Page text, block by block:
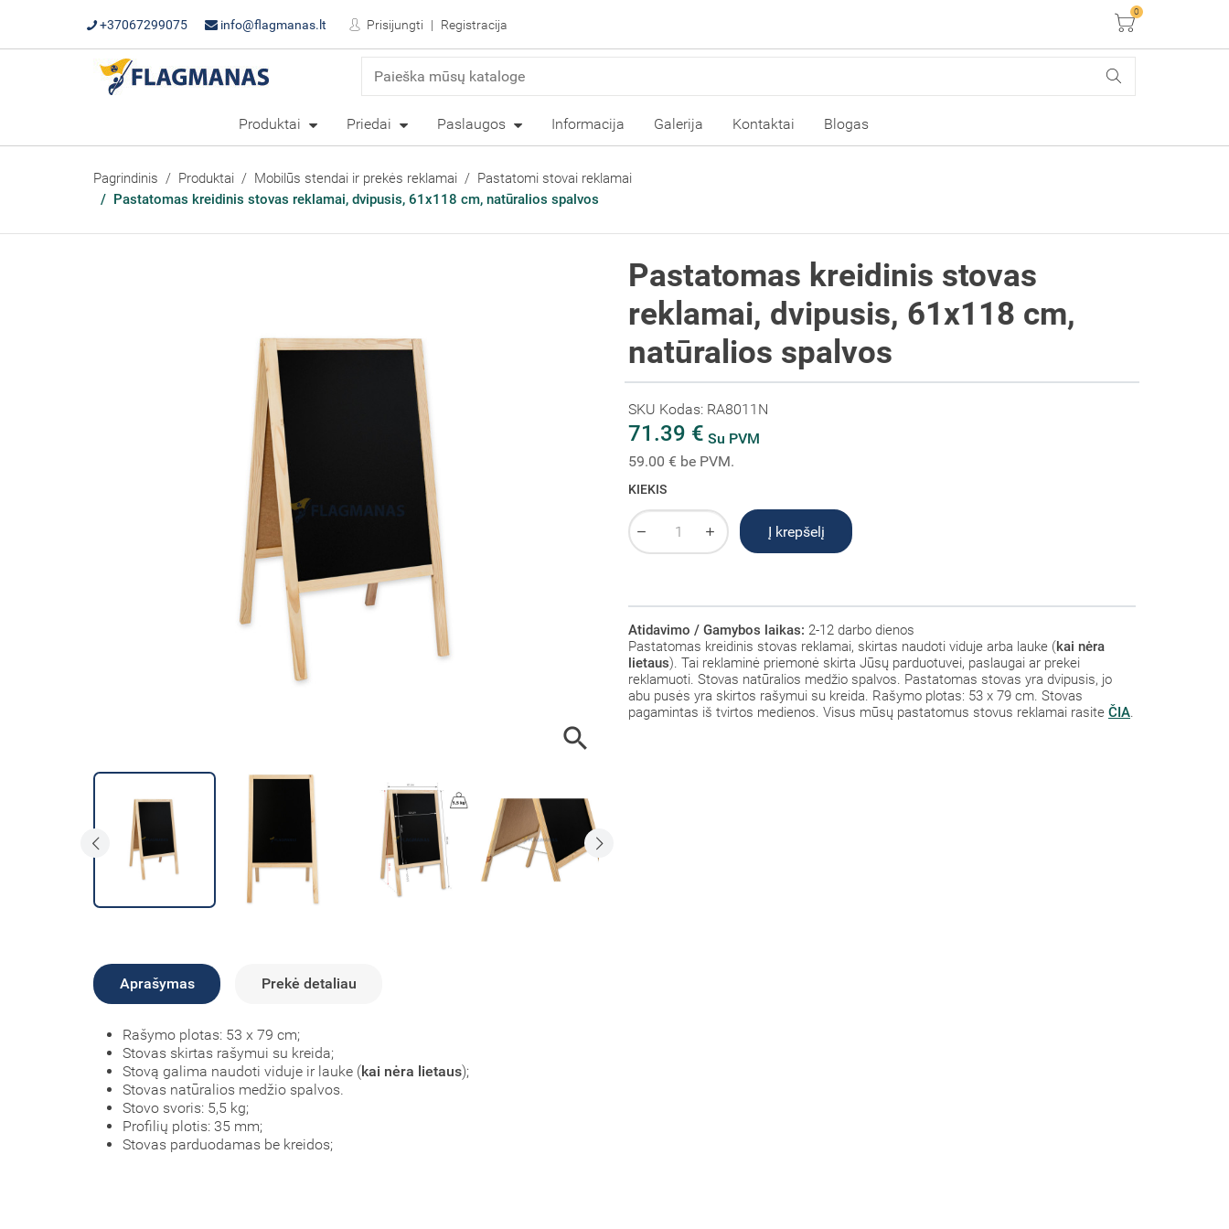
+37067299075 info@flagmanas.lt Prisijungti Registracija Krepšelis
0
Produktai Priedai Paslaugos Informacija Galerija Kontaktai Blogas
Pagrindinis Produktai Mobilūs stendai ir prekės reklamai
Pastatomi stovai reklamai
Pastatomas kreidinis stovas reklamai, dvipusis, 61x118 cm, natūralios spalvos

Pastatomas kreidinis stovas
reklamai, dvipusis, 61x118 cm,
natūralios spalvos
SKU Kodas: RA8011N
71.39 € Su PVM
59.00 € be PVM.
KIEKIS
Į krepšelį
Atidavimo / Gamybos laikas: 2-12 darbo dienos
Pastatomas kreidinis stovas reklamai, skirtas naudoti viduje arba lauke (kai nėra
lietaus). Tai reklaminė priemonė skirta Jūsų parduotuvei, paslaugai ar prekei
reklamuoti. Stovas natūralios medžio spalvos. Pastatomas stovas yra dvipusis, jo
abu pusės yra skirtos rašymui su kreida. Rašymo plotas: 53 x 79 cm. Stovas
pagamintas iš tvirtos medienos. Visus mūsų pastatomus stovus reklamai rasite ČIA
Aprašymas Prekė detaliau
Rašymo plotas: 53 x 79 cm;
Stovas skirtas rašymui su kreida;
Stovą galima naudoti viduje ir lauke (kai nėra lietaus);
Stovas natūralios medžio spalvos.
Stovo svoris: 5,5 kg;
Profilių plotis: 35 mm;
Stovas parduodamas be kreidos;